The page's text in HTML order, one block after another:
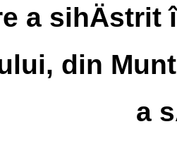
a sihÄstrit
din
a